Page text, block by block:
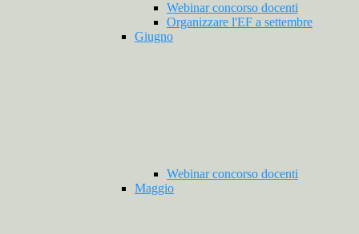
Webinar concorso docenti
Organizzare l'EF a settembre
Giugno
Webinar concorso docenti
Maggio